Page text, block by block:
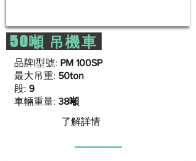
50噸 吊機車
品牌|型號: PM 100SP
最大吊重: 50ton
段: 9
車輛重量: 38噸
了解詳情